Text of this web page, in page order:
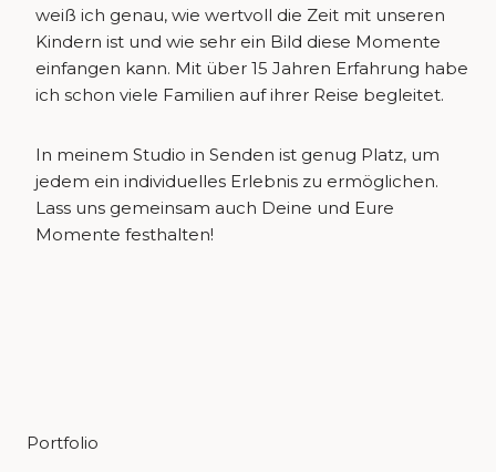
weiß ich genau, wie wertvoll die Zeit mit unseren
Kindern ist und wie sehr ein Bild diese Momente
einfangen kann. Mit über 15 Jahren Erfahrung habe
ich schon viele Familien auf ihrer Reise begleitet.
In meinem Studio in Senden ist genug Platz, um
jedem ein individuelles Erlebnis zu ermöglichen.
Lass uns gemeinsam auch Deine und Eure
Momente festhalten!
Portfolio